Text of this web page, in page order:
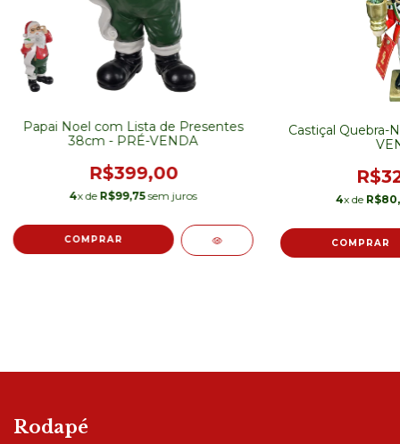
Papai Noel com Lista de Presentes
38cm - PRÉ-VENDA
R$399,00
4x de R$99,75sem juros
Castiçal Quebra-
4x de
Rodapé